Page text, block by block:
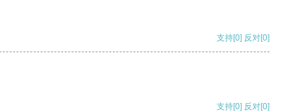
支持[0] 反对[0]
支持[0] 反对[0]